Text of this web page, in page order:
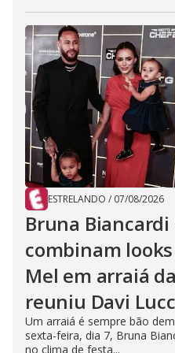
ESTRELANDO / 07/08/2026
Bruna Biancardi
combinam
Mel em arraiá
reuniu Davi
Um arraiá é sempre bão
sexta-feira, dia 7, Bruna
no clima de festa...